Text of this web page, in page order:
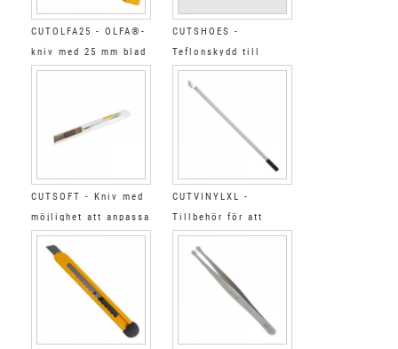
CUTOLFA25 - OLFA®-
kniv med 25 mm blad
CUTSHOES -
Teflonskydd till
CUTVINYLXL
CUTSOFT - Kniv med
möjlighet att anpassa
trycket på bladet
CUTVINYLXL -
Tillbehör för att
skära linern